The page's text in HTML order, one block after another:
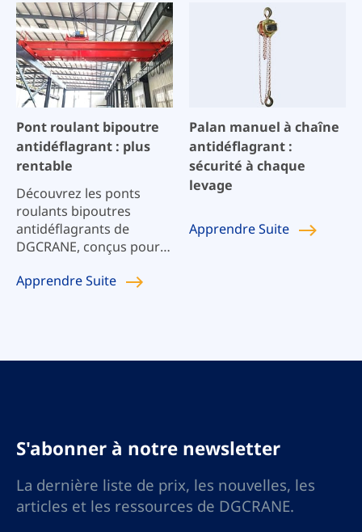
répondent à des normes
de sécurité rigoureuses,
garantissant des
performances optimales
dans les atmosphères
explosives. Parfaits pour
les industries nécessitant
une protection
rigoureuse contre les
explosions.
Pont roulant bipoutre
antidéflagrant : plus
rentable
Découvrez les ponts
roulants bipoutres
antidéflagrants de
DGCRANE, conçus pour
efficacité maximales
de sécurité strictes.
ApprendreSuite
Palan manuel à chaîne
antidéflagrant :
sécurité à chaque
levage
ApprendreSuite
S'abonner à notre newsletter
La dernière liste de prix, les nouvelles, les
articles et les ressources de DGCRANE.